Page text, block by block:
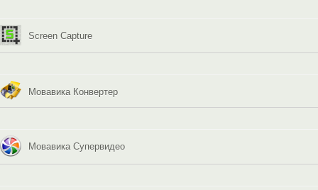
Screen Capture
Мовавика Конвертер
Мовавика Супервидео